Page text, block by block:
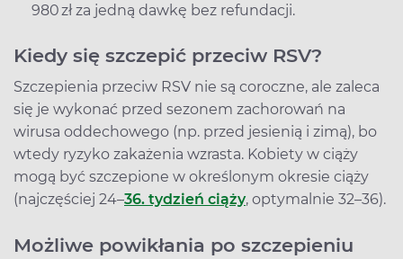
980 zł za jedną dawkę bez refundacji.
Kiedy się szczepić przeciw RSV?
Szczepienia przeciw RSV nie są coroczne, ale zaleca
się je wykonać przed sezonem zachorowań na
wirusa oddechowego (np. przed jesienią i zimą), bo
wtedy ryzyko zakażenia wzrasta. Kobiety w ciąży
mogą być szczepione w określonym okresie ciąży
(najczęściej 24–36. tydzień ciąży, optymalnie 32–36).
Możliwe powikłania po szczepieniu